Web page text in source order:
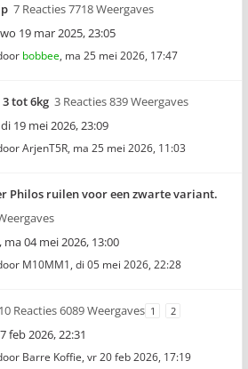
7 Reacties 7718 Weergaves
wo 19 mar 2025, 23:05
bobbee, ma 25 mei 2026, 17:47
tot 6kg 3 Reacties 839 Weergaves
di 19 mei 2026, 23:09
ArjenT5R, ma 25 mei 2026, 11:03
Philos ruilen voor een zwarte variant.
, ma 04 mei 2026, 13:00
M10MM1, di 05 mei 2026, 22:28
10 Reacties 6089 Weergaves 1 2
feb 2026, 22:31
Barre Koffie, vr 20 feb 2026, 17:19